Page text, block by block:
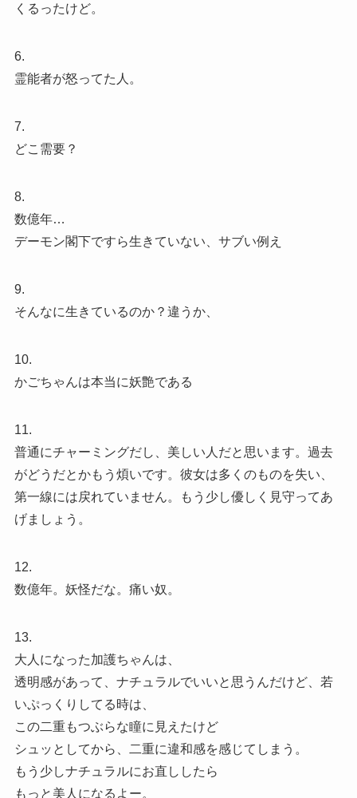
くるったけど。
6.
霊能者が怒ってた人。
7.
どこ需要？
8.
数億年…
デーモン閣下ですら生きていない、サブい例え
9.
そんなに生きているのか？違うか、
10.
かごちゃんは本当に妖艶である
11.
普通にチャーミングだし、美しい人だと思います。過去
がどうだとかもう煩いです。彼女は多くのものを失い、
第一線には戻れていません。もう少し優しく見守ってあ
げましょう。
12.
数億年。妖怪だな。痛い奴。
13.
大人になった加護ちゃんは、
透明感があって、ナチュラルでいいと思うんだけど、若
いぷっくりしてる時は、
この二重もつぶらな瞳に見えたけど
シュッとしてから、二重に違和感を感じてしまう。
もう少しナチュラルにお直ししたら
もっと美人になるよー。